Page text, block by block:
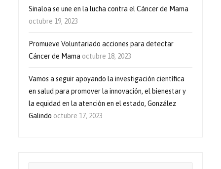
Sinaloa se une en la lucha contra el Cáncer de Mama
octubre 19, 2023
Promueve Voluntariado acciones para detectar
Cáncer de Mama octubre 18, 2023
Vamos a seguir apoyando la investigación científica
en salud para promover la innovación, el bienestar y
la equidad en la atención en el estado, González
Galindo octubre 17, 2023